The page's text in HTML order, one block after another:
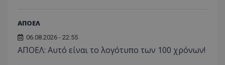
ΑΠΟΕΛ
06.08.2026 - 22:55
ΑΠΟΕΛ: Αυτό είναι το λογότυπο των 100 χρόνων!